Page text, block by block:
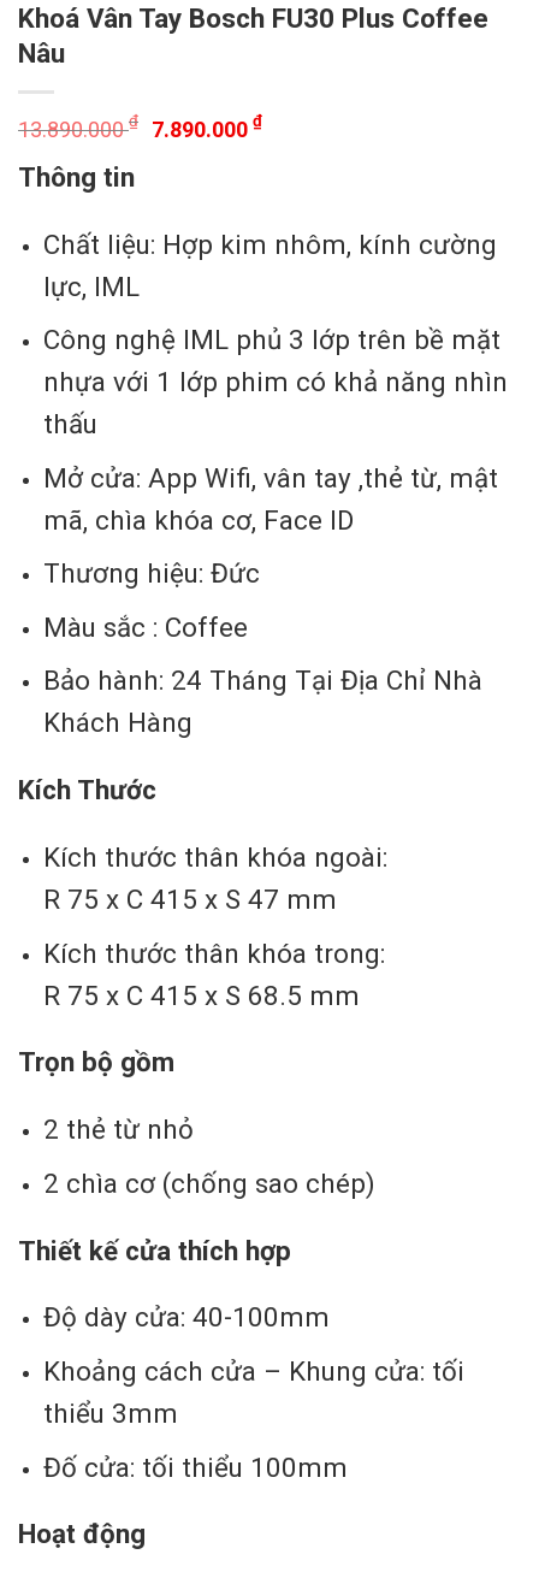
Khoá Vân Tay Bosch FU30 Plus Coffee
Nâu
13.890.000₫ 7.890.000₫
Thông tin
Chất liệu: Hợp kim nhôm, kính cường
lực, IML
Công nghệ IML phủ 3 lớp trên bề mặt
nhựa với 1 lớp phim có khả năng nhìn
thấu
Mở cửa: App Wifi, vân tay ,thẻ từ, mật
mã, chìa khóa cơ, Face ID
Thương hiệu: Đức
Màu sắc : Coffee
Bảo hành: 24 Tháng Tại Địa Chỉ Nhà
Khách Hàng
Kích Thước
Kích thước thân khóa ngoài:
R 75 x C 415 x S 47 mm
Kích thước thân khóa trong:
R 75 x C 415 x S 68.5 mm
Trọn bộ gồm
2 thẻ từ nhỏ
2 chìa cơ (chống sao chép)
Thiết kế cửa thích hợp
Độ dày cửa: 40-100mm
Khoảng cách cửa – Khung cửa: tối
thiểu 3mm
Đố cửa: tối thiểu 100mm
Hoạt động